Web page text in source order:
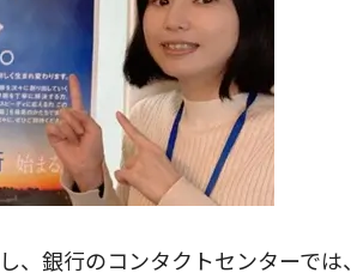
、銀行のコンタクトセンターで